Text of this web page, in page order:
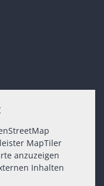
MapTiler
anzuzeigen
Inhalten